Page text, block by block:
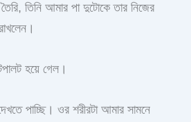
তিনি আমার পা দুটোকে তার নিজের
হয়ে গেল।
পাচ্ছি। ওর শরীরটা আমার সামনে